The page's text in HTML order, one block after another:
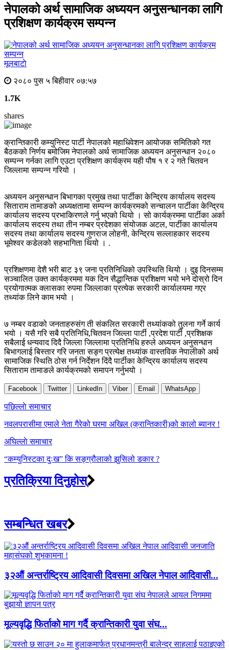
नेपालको अर्थ सामाजिक अध्ययन अनुसन्धानका लागि
प्रशिक्षण कार्यक्रम सम्पन्न
मूलबाटाे
२०८० पुस ५ बिहीवार ०७:५७
1.7K
shares
क्रान्तिकारी कम्युनिस्ट पार्टी नेपालको महाधिवेशन आयोजक समितिको गत
बैठकको निर्णय बमोजिम नेपालको अर्थ सामाजिक अध्ययन अनुसन्धान २०८०
सम्पन्न गर्नका लागि एउटा प्रशिक्षण कार्यक्रम यही पौष १ र २ गते चितवन
जिल्लामा सम्पन्न गरियो ।
अध्ययन अनुसन्धान बिभागका प्रमुख तथा पार्टीका केन्द्रिय कार्यालय सदस्य
सिताराम तामाङको अध्यक्षतामा सम्पन्न कार्यक्रमको सन्चालन पार्टीका केन्द्रिय
कार्यालय सदस्य प्रभाकिरणले गर्नु भएको थियो । सो कार्यक्रममा पार्टीका अर्का
कार्यालय सदस्य तथा तीन नम्बर प्रदेशका संयोजक अटल, पार्टीका कार्यालय
सदस्य तथा कार्यालय सदस्य गुणराज लोहनी, केन्द्रिय सल्लाहकार सदस्य
भूमेश्वर कडेलको सहभागिता थियो । .
प्रशिक्षणमा देशै भरी बाट ३९ जना प्रतिनिधिको उपस्थिति थियो । दुइ दिनसम्म
सञ्चालित उक्त कार्यक्रममा यक दिन सैद्धान्तिक प्रशिक्षण भयो भने दोस्रो दिन
प्रयोगात्मक क्लासका रुपमा जिल्लाका प्रत्येक सरकारी कार्यालयमा गएर
तथ्यांक लिने काम भयो ।
७ नम्बर वडाको जनताहरुसंग ती संकलित सरकारी तथ्यांकको तुलना गर्ने कार्य
भयो । यसै गरि सबै प्रतिनिधि,चितवन जिल्ला पार्टी ,प्रदेश पार्टी ,प्रशिक्षक
सबैलाई धन्यवाद दिदै जिल्ला जिल्लामा प्रतिनिधि हरुले अध्ययन अनुसन्धान
बिभागलाई बिस्तार गरि जनता सङ्ग प्रत्येक्ष तथ्यांक वास्तविक नेपालीको अर्थ
सामाजिक स्थिति ठोस गर्न निर्देशन दिंदै पार्टीका केन्द्रिय कार्यालय सदस्य
सिताराम तामाङले कार्यक्रमको समापन गर्नुभयो ।
Facebook Twitter LinkedIn Viber Email WhatsApp
Post
navigation
पछिल्लाे समाचार
नवलपरासीमा एमाले नेता गैरेको घरमा अखिल (क्रान्तिकारी)को कालो ब्यानर !
अघिल्लाे समाचार
“कम्युनिस्टका दुःख” कि सङ्ग्रौलाको झुसिलो डकार ?
प्रतिक्रिया दिनुहोस्
सम्बन्धित खबर
३२औं अन्तर्राष्ट्रिय आदिवासी दिवसमा अखिल नेपाल आदिवासी...
मूल्यवृद्धि फिर्ताको माग गर्दै क्रान्तिकारी युवा संघ...